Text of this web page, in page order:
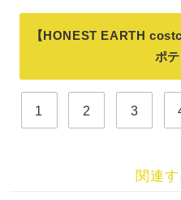
【HONEST EARTH
ポテ
1 2 3
関連